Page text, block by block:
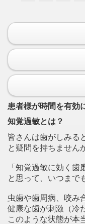
患者様が時間を有効
知覚過敏とは？
皆さんは歯がしみる
と疑問を持ちません
「知覚過敏に効く歯
と思って、いつまで
虫歯や歯周病、咬み
健康な歯が刺激（冷
このような状態が本